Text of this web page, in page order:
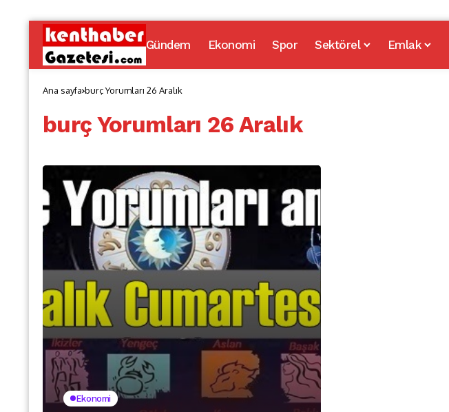
Gündem Ekonomi Spor Sektörel Emlak
Ana sayfa burç Yorumları 26 Aralık
burç Yorumları 26 Aralık
Ekonomi